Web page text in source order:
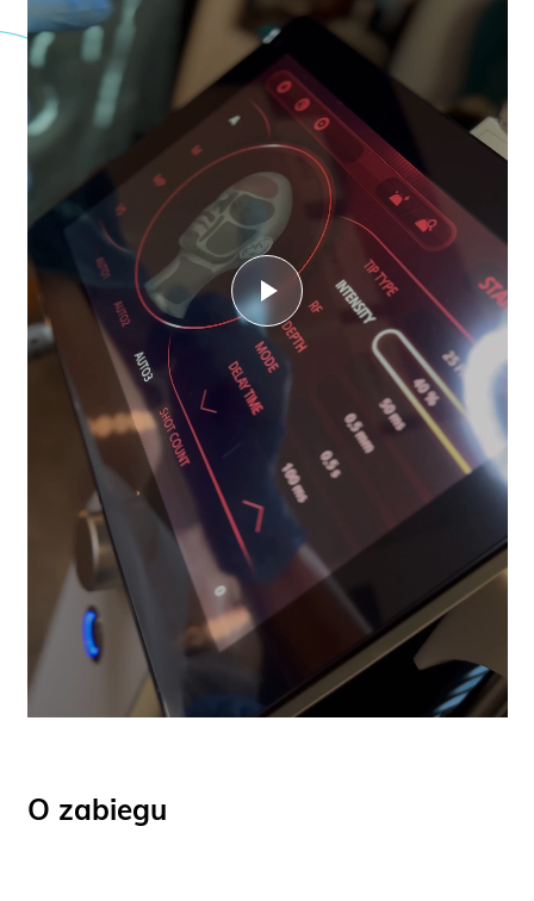
O zabiegu